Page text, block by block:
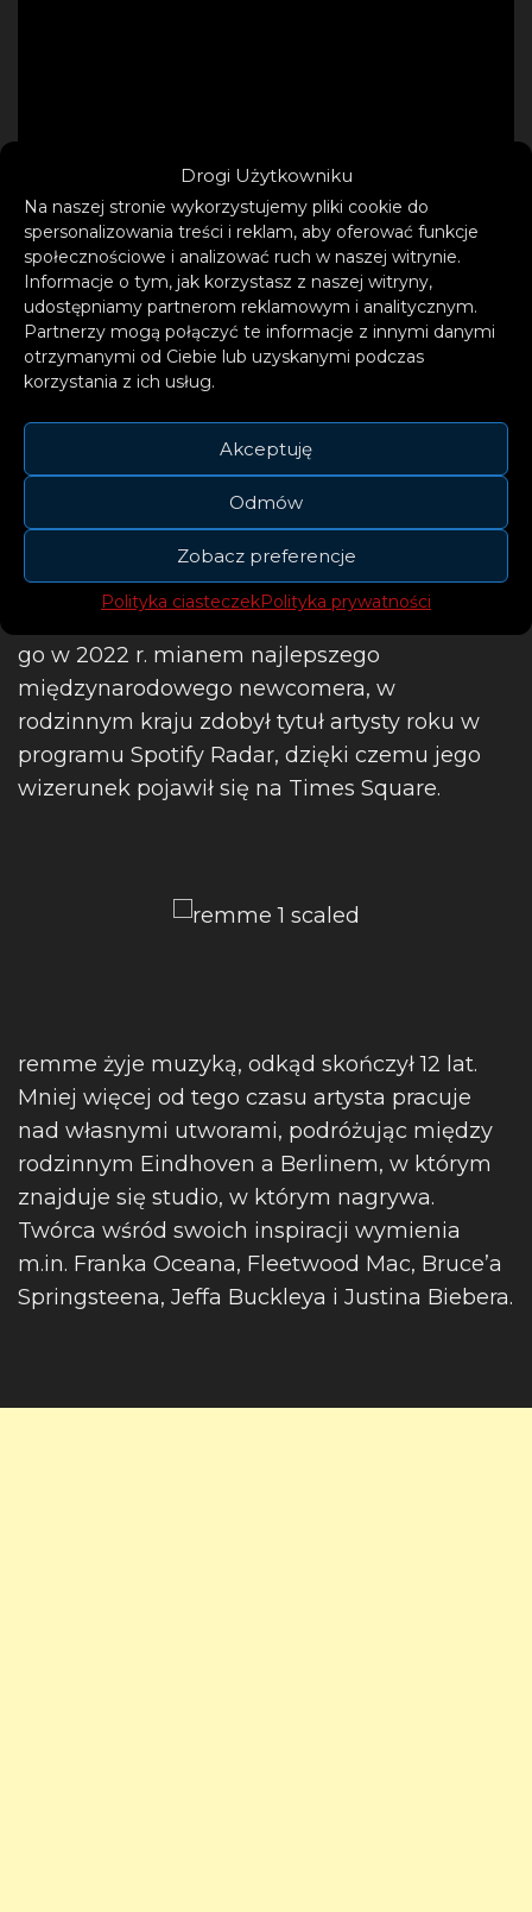
Drogi Użytkowniku
Na naszej stronie wykorzystujemy pliki cookie do
spersonalizowania treści i reklam, aby oferować funkcje
społecznościowe i analizować ruch w naszej witrynie.
Informacje o tym, jak korzystasz z naszej witryny,
udostępniamy partnerom reklamowym i analitycznym.
Partnerzy mogą połączyć te informacje z innymi danymi
otrzymanymi od Ciebie lub uzyskanymi podczas
korzystania z ich usług.
Akceptuję
Odmów
Zobacz preferencje
Polityka ciasteczekPolityka prywatności
Utwory utalentowanego wokalisty
zgromadziły dotychczas ponad 80 mln
streamów. remme występował przed takimi
artystami jak James Morrison, niemiecka
supergwiazda LEA, Aidan Bissett czy Chris
James. W mediach społecznościowych
chwalili go m.in. Ed Sheeran, Milky Chance czy
go w 2022 r. mianem najlepszego
międzynarodowego newcomera, w
rodzinnym kraju zdobył tytuł artysty roku w
programu Spotify Radar, dzięki czemu jego
wizerunek pojawił się na Times Square.
remme żyje muzyką, odkąd skończył 12 lat.
Mniej więcej od tego czasu artysta pracuje
nad własnymi utworami, podróżując między
rodzinnym Eindhoven a Berlinem, w którym
znajduje się studio, w którym nagrywa.
Twórca wśród swoich inspiracji wymienia
m.in. Franka Oceana, Fleetwood Mac, Bruce’a
Springsteena, Jeffa Buckleya i Justina Biebera.